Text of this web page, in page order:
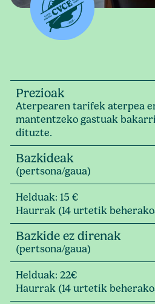
Prezioak
Aterpearen tarifek aterpea
mantentzeko gastuak
dituzte.
Bazkideak
(pertsona/gaua)
Helduak: 15 €
Haurrak (14 urtetik
Bazkide ez direnak
(pertsona/gaua)
Helduak: 22€
Haurrak (14 urtetik